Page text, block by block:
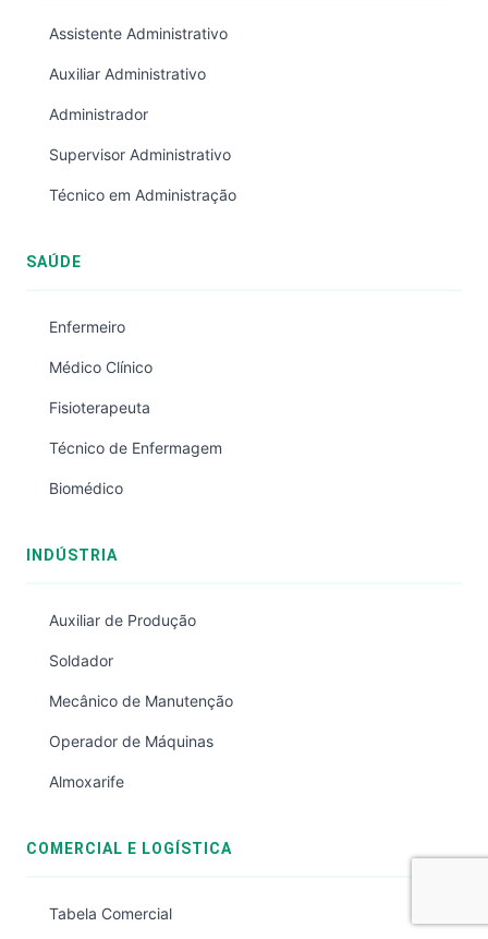
Assistente Administrativo
Auxiliar Administrativo
Administrador
Supervisor Administrativo
Técnico em Administração
SAÚDE
Enfermeiro
Médico Clínico
Fisioterapeuta
Técnico de Enfermagem
Biomédico
INDÚSTRIA
Auxiliar de Produção
Soldador
Mecânico de Manutenção
Operador de Máquinas
Almoxarife
COMERCIAL E LOGÍSTICA
Tabela Comercial